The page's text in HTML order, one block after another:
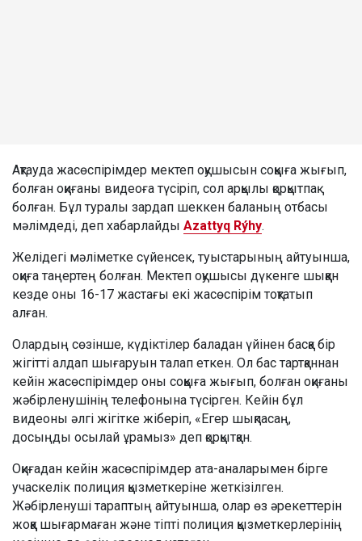
Ақтауда жасөспірімдер мектеп оқушысын соққыға жығып,
болған оқиғаны видеоға түсіріп, сол арқылы қорқытпақ
болған. Бұл туралы зардап шеккен баланың отбасы
мәлімдеді, деп хабарлайды Azattyq Rýhy.
Желідегі мәліметке сүйенсек, туыстарының айтуынша,
оқиға таңертең болған. Мектеп оқушысы дүкенге шыққан
кезде оны 16-17 жастағы екі жасөспірім тоқтатып
алған.
Олардың сөзінше, күдіктілер баладан үйінен басқа бір
жігітті алдап шығаруын талап еткен. Ол бас тартқаннан
кейін жасөспірімдер оны соққыға жығып, болған оқиғаны
жәбірленушінің телефонына түсірген. Кейін бұл
видеоны әлгі жігітке жіберіп, «Егер шықпасаң,
досыңды осылай ұрамыз» деп қорқытқан.
Оқиғадан кейін жасөспірімдер ата-аналарымен бірге
учаскелік полиция қызметкеріне жеткізілген.
Жәбірленуші тараптың айтуынша, олар өз әрекеттерін
жоққа шығармаған және тіпті полиция қызметкерлерінің